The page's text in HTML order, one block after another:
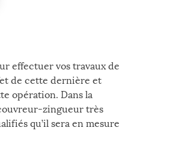
effectuer vos travaux de
de cette dernière et
opération. Dans la
zingueur très
qu’il sera en mesure